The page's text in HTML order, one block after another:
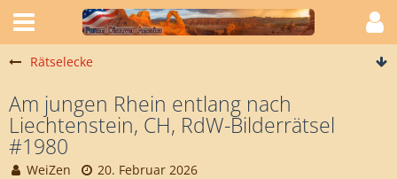
Rätselecke
Am jungen Rhein entlang nach
Liechtenstein, CH, RdW-Bilderrätsel
#1980
WeiZen 20. Februar 2026